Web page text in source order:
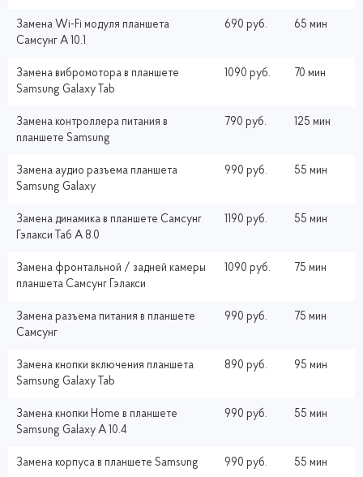
Замена Wi-Fi модуля планшета
Самсунг A 10.1
690 руб. 65 мин
Замена вибромотора в планшете
Samsung Galaxy Tab
1090 руб. 70 мин
Замена контроллера питания в
планшете Samsung
790 руб. 125 мин
Замена аудио разъема планшета
Samsung Galaxy
990 руб. 55 мин
Замена динамика в планшете Самсунг
Гэлакси Таб A 8.0
1190 руб. 55 мин
Замена фронтальной / задней камеры
планшета Самсунг Гэлакси
1090 руб. 75 мин
Замена разъема питания в планшете
Самсунг
990 руб. 75 мин
Замена кнопки включения планшета
Samsung Galaxy Tab
890 руб. 95 мин
Замена кнопки Home в планшете
Samsung Galaxy A 10.4
990 руб. 55 мин
Замена корпуса в планшете Samsung 990 руб. 55 мин